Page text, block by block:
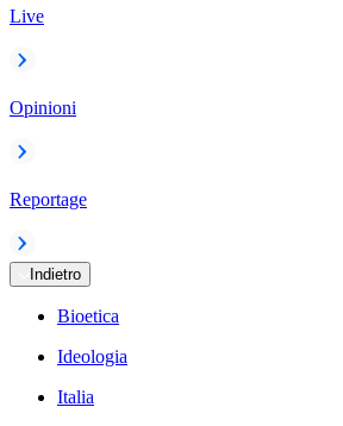
Live
Opinioni
Reportage
Indietro
Bioetica
Ideologia
Italia